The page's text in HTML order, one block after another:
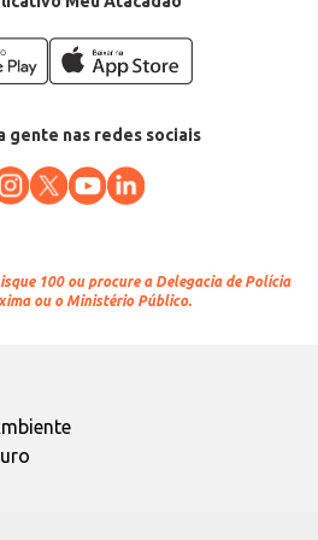
gente nas redes sociais
100 ou procure a Delegacia de Polícia
ou o Ministério Público.